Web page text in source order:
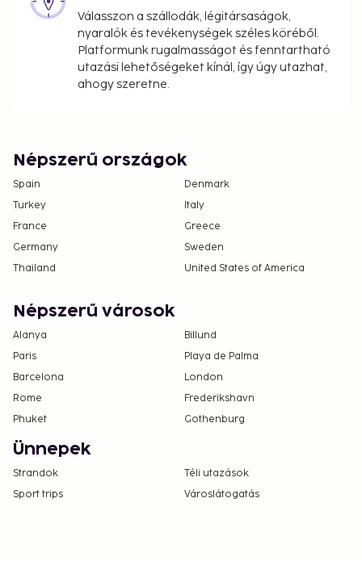
Válasszon a szállodák, légitársaságok,
nyaralók és tevékenységek széles köréből.
Platformunk rugalmasságot és fenntartható
utazási lehetőségeket kínál, így úgy utazhat,
ahogy szeretne.
Népszerű országok
Spain
Denmark
Turkey
Italy
France
Greece
Germany
Sweden
Thailand
United States of America
Népszerű városok
Alanya
Billund
Paris
Playa de Palma
Barcelona
London
Rome
Frederikshavn
Phuket
Gothenburg
Ünnepek
Strandok
Téli utazások
Sport trips
Városlátogatás